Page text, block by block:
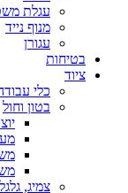
עגלת
מנוף נייד
עגורן
בטיחות
ציוד
כלי
בטון וחול
צמיג, גלגל